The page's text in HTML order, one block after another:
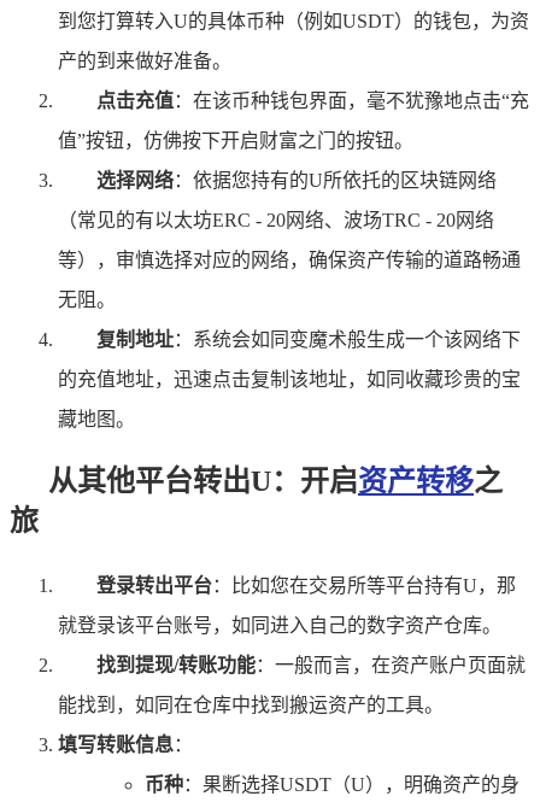
到您打算转入U的具体币种（例如USDT）的钱包，为资
产的到来做好准备。
点击充值：在该币种钱包界面，毫不犹豫地点击“充
值”按钮，仿佛按下开启财富之门的按钮。
选择网络：依据您持有的U所依托的区块链网络
（常见的有以太坊ERC - 20网络、波场TRC - 20网络
等），审慎选择对应的网络，确保资产传输的道路畅通
无阻。
复制地址：系统会如同变魔术般生成一个该网络下
的充值地址，迅速点击复制该地址，如同收藏珍贵的宝
藏地图。
从其他平台转出U：开启资产转移之
旅
登录转出平台：比如您在交易所等平台持有U，那
就登录该平台账号，如同进入自己的数字资产仓库。
找到提现/转账功能：一般而言，在资产账户页面就
能找到，如同在仓库中找到搬运资产的工具。
填写转账信息：
币种：果断选择USDT（U），明确资产的身